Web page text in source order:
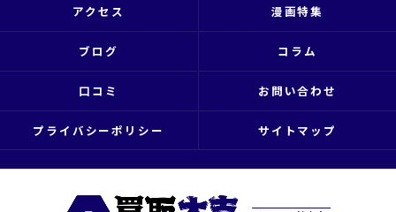
アクセス 漫画特集
ブログ コラム
口コミ お問い合わせ
プライバシーポリシー サイトマップ